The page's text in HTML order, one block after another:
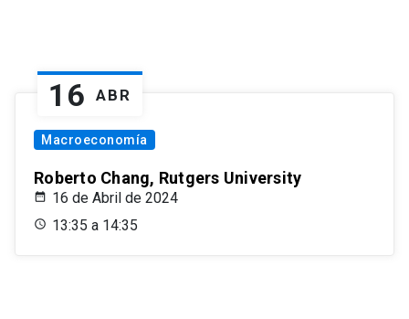
16 ABR
Macroeconomía
Roberto Chang, Rutgers University
16 de Abril de 2024
13:35 a 14:35